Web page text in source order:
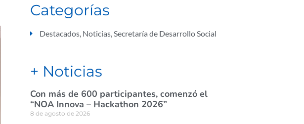
Categorías
Destacados, Noticias,Secretaría de Desarrollo Social
+ Noticias
Con más de 600 participantes, comenzó el
“NOA Innova – Hackathon 2026”
8 de agosto de 2026